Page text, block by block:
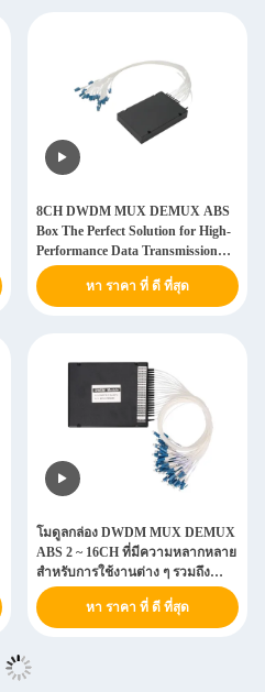
8CH DWDM MUX DEMUX ABS
Box The Perfect Solution for High-
Performance Data Transmission
and Networking
หา ราคา ที่ ดี ที่สุด
โมดูลกล่อง DWDM MUX DEMUX
ABS 2 ~ 16CH ที่มีความหลากหลาย
สําหรับการใช้งานต่าง ๆ รวมถึง
ระบบ DWDM และเครือข่าย PON
หา ราคา ที่ ดี ที่สุด